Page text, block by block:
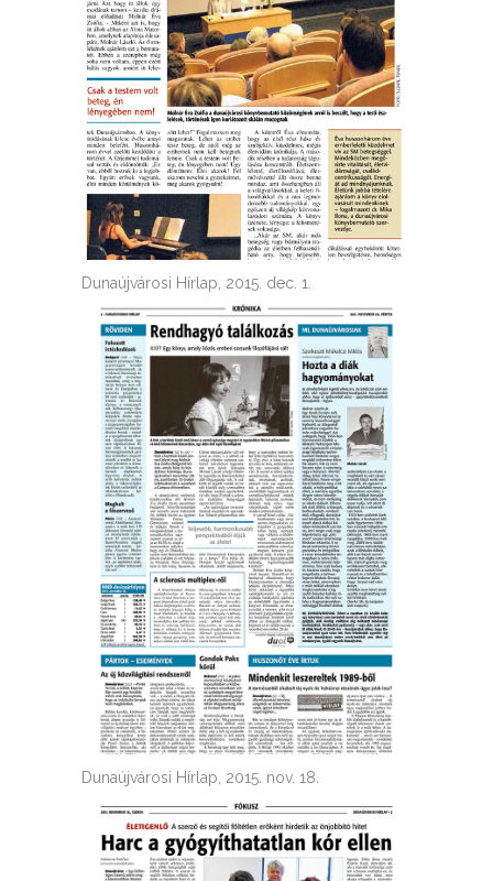
Dunaújvárosi Hírlap, 2015. dec. 1.
Dunaújvárosi Hírlap, 2015. nov. 18.